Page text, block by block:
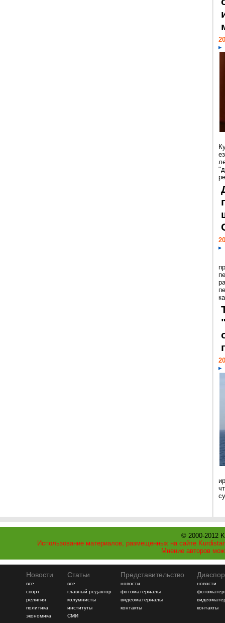
© 2000-2012
Использование материалов, размещенных на сайте
Мнение авторов
Новости
все
спорт
религия
политика
экономика
Статьи
все
главный редактор
колумнисты
институты
СМИ
Представительство
новости
фотоматериалы
видеоматериалы
контакты
новости
контакты